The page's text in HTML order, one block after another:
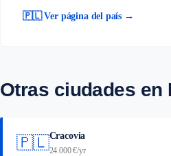
🇵🇱 Ver página del país →
Otras ciudades en
🇵🇱Cracovia
24.000 €/yr